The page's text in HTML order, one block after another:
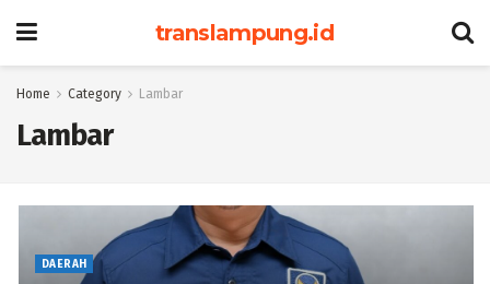
translampung.id
Home Category Lambar
Lambar
DAERAH